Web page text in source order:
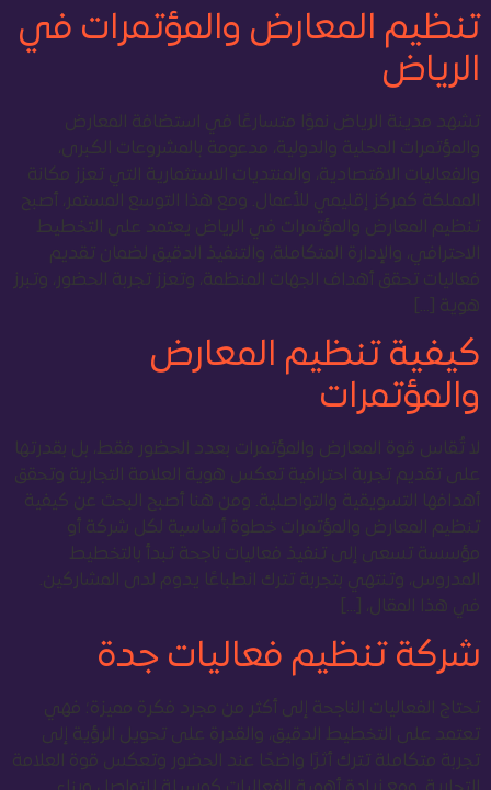
تنظيم المعارض والمؤتمرات في
الرياض
تشهد مدينة الرياض نموًا متسارعًا في استضافة المعارض
والمؤتمرات المحلية والدولية، مدعومة بالمشروعات الكبرى،
والفعاليات الاقتصادية، والمنتديات الاستثمارية التي تعزز مكانة
المملكة كمركز إقليمي للأعمال. ومع هذا التوسع المستمر، أصبح
تنظيم المعارض والمؤتمرات في الرياض يعتمد على التخطيط
الاحترافي، والإدارة المتكاملة، والتنفيذ الدقيق لضمان تقديم
فعاليات تحقق أهداف الجهات المنظمة، وتعزز تجربة الحضور، وتبرز
هوية […]
كيفية تنظيم المعارض
والمؤتمرات
لا تُقاس قوة المعارض والمؤتمرات بعدد الحضور فقط، بل بقدرتها
على تقديم تجربة احترافية تعكس هوية العلامة التجارية وتحقق
أهدافها التسويقية والتواصلية. ومن هنا أصبح البحث عن كيفية
تنظيم المعارض والمؤتمرات خطوة أساسية لكل شركة أو
مؤسسة تسعى إلى تنفيذ فعاليات ناجحة تبدأ بالتخطيط
المدروس، وتنتهي بتجربة تترك انطباعًا يدوم لدى المشاركين.
في هذا المقال، […]
شركة تنظيم فعاليات جدة
تحتاج الفعاليات الناجحة إلى أكثر من مجرد فكرة مميزة؛ فهي
تعتمد على التخطيط الدقيق، والقدرة على تحويل الرؤية إلى
تجربة متكاملة تترك أثرًا واضحًا عند الحضور وتعكس قوة العلامة